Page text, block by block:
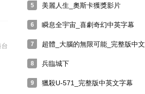
台
5 美麗人生_奧斯卡獲獎影片
6 瞬息全宇宙_喜劇奇幻中英字幕
7 超體_大腦的無限可能_完整版中文字幕
8 兵臨城下
9 獵殺U-571_完整版中英文字幕